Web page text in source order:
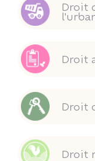
Droit
Droit
Droit
Droit